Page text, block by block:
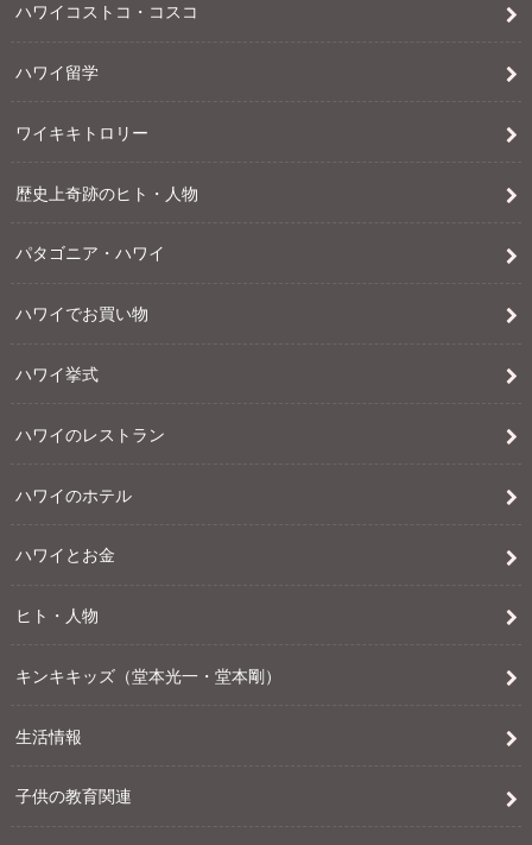
ハワイコストコ・コスコ
ハワイ留学
ワイキキトロリー
歴史上奇跡のヒト・人物
パタゴニア・ハワイ
ハワイでお買い物
ハワイ挙式
ハワイのレストラン
ハワイのホテル
ハワイとお金
ヒト・人物
キンキキッズ（堂本光一・堂本剛）
生活情報
子供の教育関連